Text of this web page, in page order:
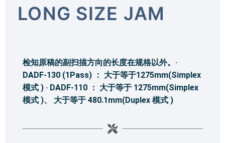
LONG SIZE JAM
检知原稿的副扫描方向的长度在规格以外。·
DADF-130 (1Pass) ： 大于等于1275mm(Simplex
模式 ) · DADF-110 ： 大于等于 1275mm(Simplex
模式 )、 大于等于 480.1mm(Duplex 模式 )